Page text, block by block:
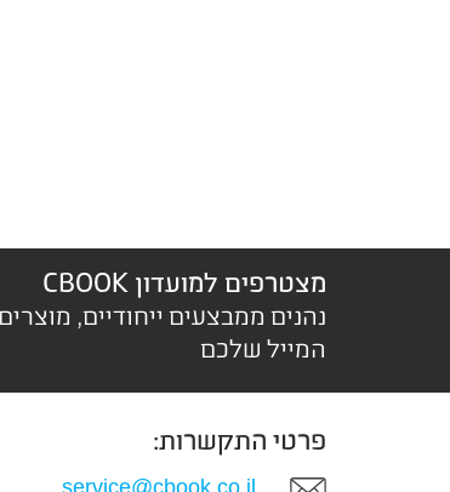
מצטרפים למועדון CBOOK
נהנים ממבצעים ייחודיים,
המייל שלכם
פרטי התקשרות: